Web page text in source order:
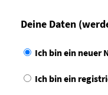
Deine Daten
Ich bin ein neuer
Ich bin ein